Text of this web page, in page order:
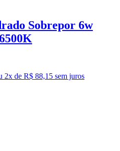
Sobrepor 6w
2x de R$ 88,15 sem juros